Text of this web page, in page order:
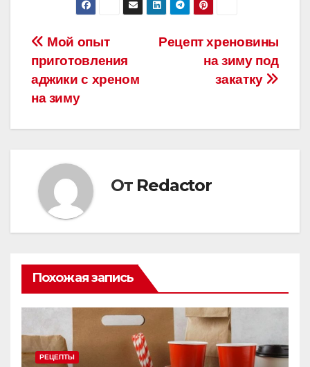
Навигация
по
записям
Рецепт хреновины
на зиму под
закатку
Мой опыт
приготовления
аджики с хреном
на зиму
От Redactor
Похожая запись
РЕЦЕПТЫ